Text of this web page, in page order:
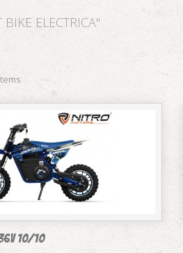
BIKE ELECTRICA"
10/10